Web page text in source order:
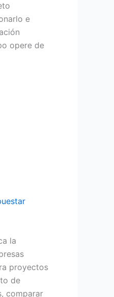
e
opere de
la
proyectos
de
comparar